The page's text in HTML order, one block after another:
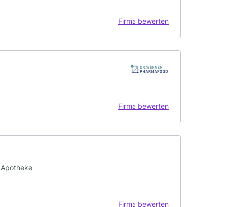
Firma bewerten
Firma bewerten
Apotheke
Firma bewerten